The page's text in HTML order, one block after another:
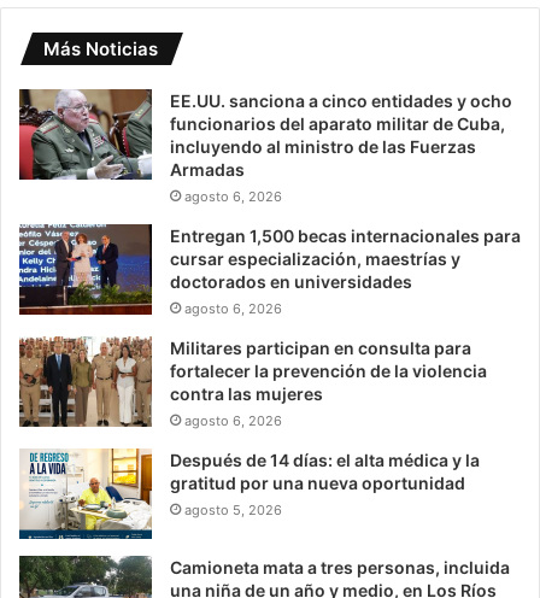
Más Noticias
EE.UU. sanciona a cinco entidades y ocho
funcionarios del aparato militar de Cuba,
incluyendo al ministro de las Fuerzas
Armadas
agosto 6, 2026
Entregan 1,500 becas internacionales para
cursar especialización, maestrías y
doctorados en universidades
agosto 6, 2026
Militares participan en consulta para
fortalecer la prevención de la violencia
contra las mujeres
agosto 6, 2026
Después de 14 días: el alta médica y la
gratitud por una nueva oportunidad
agosto 5, 2026
Camioneta mata a tres personas, incluida
una niña de un año y medio, en Los Ríos